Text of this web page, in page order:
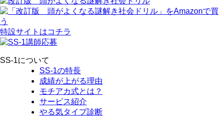
特設サイトはコチラ
SS-1について
SS-1の特長
成績が上がる理由
モチアカ式とは？
サービス紹介
やる気タイプ診断